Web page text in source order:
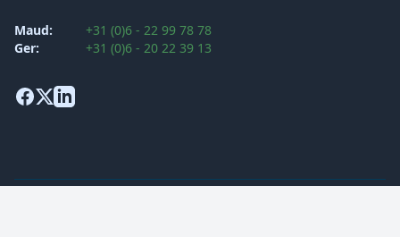
Maud:
+31 (0)6 - 22 99 78 78
Ger:
+31 (0)6 - 20 22 39 13